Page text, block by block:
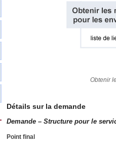
Obtenir
Détails sur la demande
Demande – Structure pour le
Point final